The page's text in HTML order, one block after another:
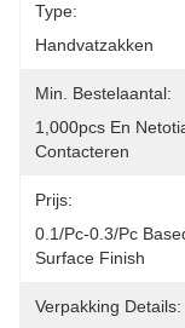
Type:
Handvatzakken
Min. Bestelaantal:
1,000pcs En
Contacteren
Prijs:
0.1/pc-0.3/pc
Surface Finish
Verpakking Details: